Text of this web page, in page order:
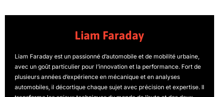
Liam Faraday
Liam Faraday est un passionné d’automobile et de mobilité urbaine,
avec un goût particulier pour l’innovation et la performance. Fort de
plusieurs années d’expérience en mécanique et en analyses
automobiles, il décortique chaque sujet avec précision et expertise. Il